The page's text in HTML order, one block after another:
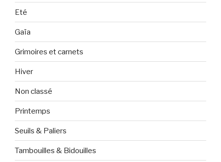
Eté
Gaïa
Grimoires et carnets
Hiver
Non classé
Printemps
Seuils & Paliers
Tambouilles & Bidouilles